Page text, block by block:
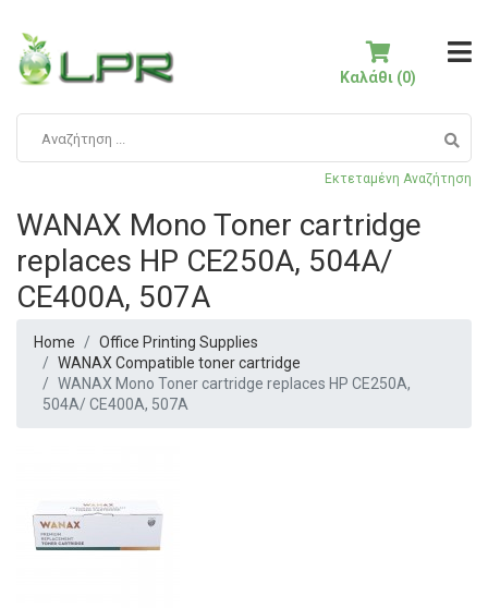
Εκτεταμένη Αναζήτηση
Καλάθι (0)
WANAX Mono Toner cartridge
replaces HP CE250A, 504A/
CE400A, 507A
Home
Office Printing Supplies
WANAX Compatible toner cartridge
WANAX Mono Toner cartridge replaces HP CE250A,
504A/ CE400A, 507A